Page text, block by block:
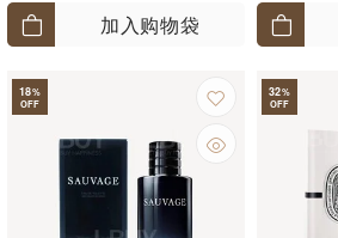
加入购物袋
18%
OFF
32%
OFF